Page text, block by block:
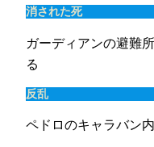
消された死
ガーディアンの避難
る
反乱
ペドロのキャラバン